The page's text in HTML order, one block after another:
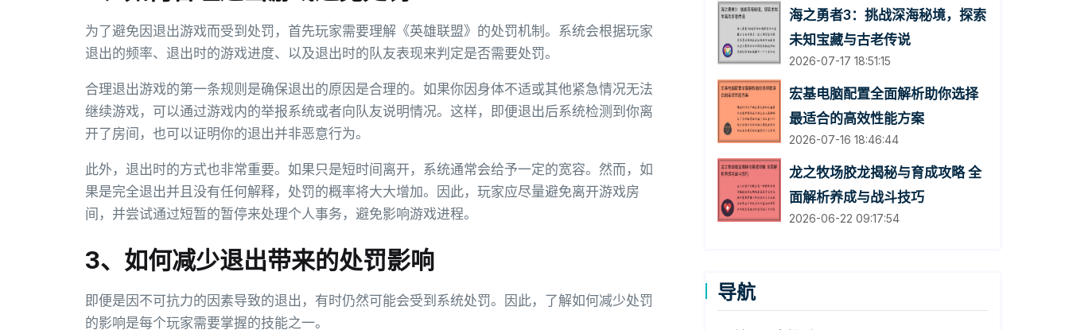
为了避免因退出游戏而受到处罚，首先玩家需要理解《英雄联盟》的处罚机制。系统会根据玩家
退出的频率、退出时的游戏进度、以及退出时的队友表现来判定是否需要处罚。
合理退出游戏的第一条规则是确保退出的原因是合理的。如果你因身体不适或其他紧急情况无法
继续游戏，可以通过游戏内的举报系统或者向队友说明情况。这样，即便退出后系统检测到你离
开了房间，也可以证明你的退出并非恶意行为。
此外，退出时的方式也非常重要。如果只是短时间离开，系统通常会给予一定的宽容。然而，如
果是完全退出并且没有任何解释，处罚的概率将大大增加。因此，玩家应尽量避免离开游戏房
间，并尝试通过短暂的暂停来处理个人事务，避免影响游戏进程。
3、如何减少退出带来的处罚影响
即便是因不可抗力的因素导致的退出，有时仍然可能会受到系统处罚。因此，了解如何减少处罚
的影响是每个玩家需要掌握的技能之一。
海之勇者3：挑战深海秘境，探索
未知宝藏与古老传说
2026-07-17 18:51:15
宏基电脑配置全面解析助你选择
最适合的高效性能方案
2026-07-16 18:46:44
龙之牧场胶龙揭秘与育成攻略 全
面解析养成与战斗技巧
2026-06-22 09:17:54
导航